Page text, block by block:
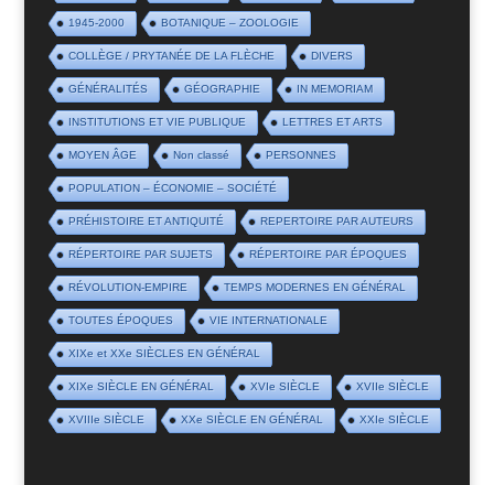
1945-2000 BOTANIQUE – ZOOLOGIE
COLLÈGE / PRYTANÉE DE LA FLÈCHE DIVERS
GÉNÉRALITÉS GÉOGRAPHIE IN MEMORIAM
INSTITUTIONS ET VIE PUBLIQUE LETTRES ET ARTS
MOYEN ÂGE Non classé PERSONNES
POPULATION – ÉCONOMIE – SOCIÉTÉ
PRÉHISTOIRE ET ANTIQUITÉ REPERTOIRE PAR AUTEURS
RÉPERTOIRE PAR SUJETS RÉPERTOIRE PAR ÉPOQUES
RÉVOLUTION-EMPIRE TEMPS MODERNES EN GÉNÉRAL
TOUTES ÉPOQUES VIE INTERNATIONALE
XIXe et XXe SIÈCLES EN GÉNÉRAL
XIXe SIÈCLE EN GÉNÉRAL XVIe SIÈCLE XVIIe SIÈCLE
XVIIIe SIÈCLE XXe SIÈCLE EN GÉNÉRAL XXIe SIÈCLE